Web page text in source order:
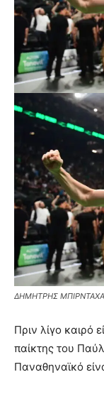
ΔΗΜΗΤΡΗΣ
Πριν λίγο καιρό
παίκτης του
Παναθηναϊκό